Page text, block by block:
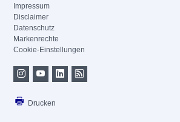
Impressum
Disclaimer
Datenschutz
Markenrechte
Cookie-Einstellungen
Drucken